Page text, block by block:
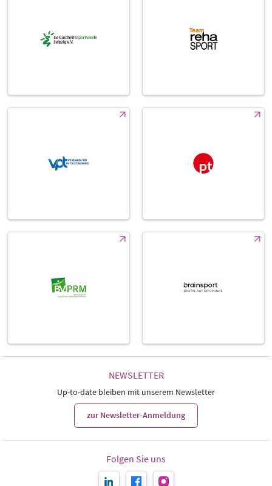
NEWSLETTER
Up-to-date bleiben mit unserem Newsletter
zur Newsletter-Anmeldung
Folgen Sie uns